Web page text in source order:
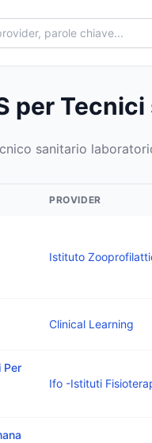
per
sanitario
PROVIDER
Clinical Learning
Per